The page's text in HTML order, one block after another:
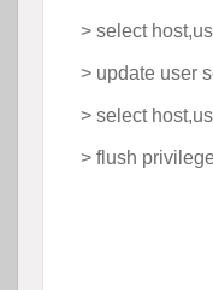
> select
> update user
> select
> flush